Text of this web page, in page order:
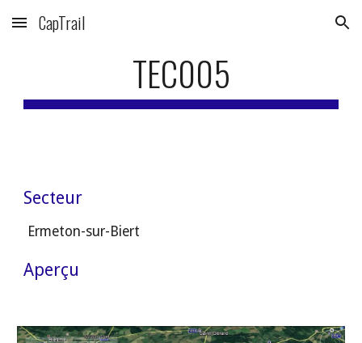
Skip to main content Skip to navigation
CapTrail
TEC005
Secteur
Ermeton-sur-Biert
Aperçu